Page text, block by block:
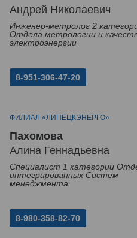
Андрей Николаевич
Инженер-метролог 2
Отдела метрологии и
электроэнергии
8-951-306-47-20
ФИЛИАЛ «ЛИПЕЦКЭНЕРГО»
Пахомова
Алина Геннадьевна
Специалист 1 категории
интегрированных Систем
менеджмента
8-980-358-82-70